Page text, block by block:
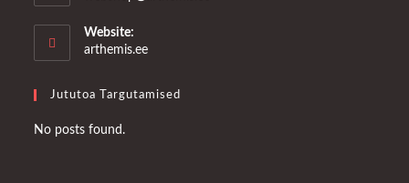
Website:
arthemis.ee
Jututoa Targutamised
No posts found.